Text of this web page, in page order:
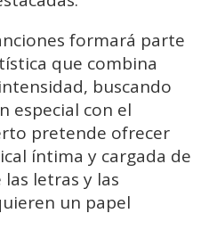
formará parte
que combina
buscando
especial con el
pretende ofrecer
íntima y cargada de
letras y las
un papel